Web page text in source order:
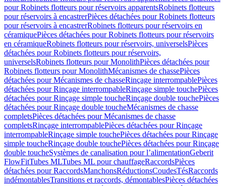
pour Robinets flotteurs pour réservoirs apparentsRobinets flotteurs
pour réservoirs à encastrerPièces détachées pour Robinets flotteurs
pour réservoirs à encastrerRobinets flotteurs pour réservoirs en
céramiquePièces détachées pour Robinets flotteurs pour réservoirs
en céramiqueRobinets flotteurs pour réservoirs, universelsPièces
détachées pour Robinets flotteurs pour réservoirs,
universelsRobinets flotteurs pour MonolithPièces détachées pour
Robinets flotteurs pour MonolithMécanismes de chassePièces
détachées pour Mécanismes de chasseRinçage interrompablePièces
détachées pour Rinçage interrompableRinçage simple touchePièces
détachées pour Rinçage simple toucheRinçage double touchePièces
détachées pour Rinçage double toucheMécanismes de chasse
completsPièces détachées pour Mécanismes de chasse
completsRinçage interrompablePièces détachées pour Rinçage
interrompableRinçage simple touchePièces détachées pour Rinçage
simple toucheRinçage double touchePièces détachées pour Rinçage
double toucheSystèmes de canalisation pour l’alimentationGeberit
FlowFitTubes MLTubes ML pour chauffageRaccordsPièces
détachées pour RaccordsManchonsRéductionsCoudesTésRaccords
indémontablesTransitions et raccords, démontablesPièces détachées